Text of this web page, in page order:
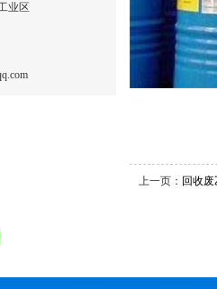
业区
上一页： 回收